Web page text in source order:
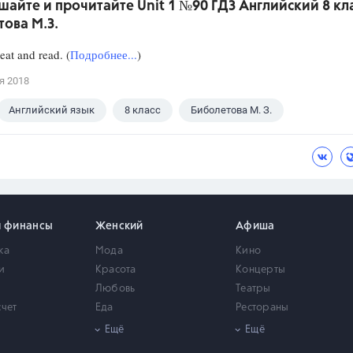
и прочитайте Unit 1 №90 ГДЗ Английский 8
М.З.
and read. (Подробнее...)
2018
Английский язык 8 класс Биболетова М. З.
финансы Женский
Мода
Красота
Любовь
Еда
Здоровье
Ещё
Афиша
Кино
Концерты
Театры
Рестораны
Город
Ещё